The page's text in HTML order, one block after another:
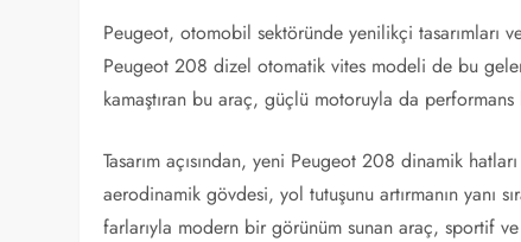
Peugeot, otomobil sektöründe yenilikçi tasarımları
Peugeot 208 dizel otomatik vites modeli de bu
kamaştıran bu araç, güçlü motoruyla da performans
Tasarım açısından, yeni Peugeot 208 dinamik
aerodinamik gövdesi, yol tutuşunu artırmanın yanı
farlarıyla modern bir görünüm sunan araç, sportif